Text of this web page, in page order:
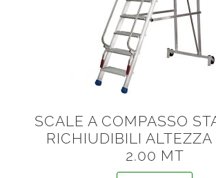
SCALE A COMPASSO
RICHIUDIBILI ALTEZZA
2.00 MT